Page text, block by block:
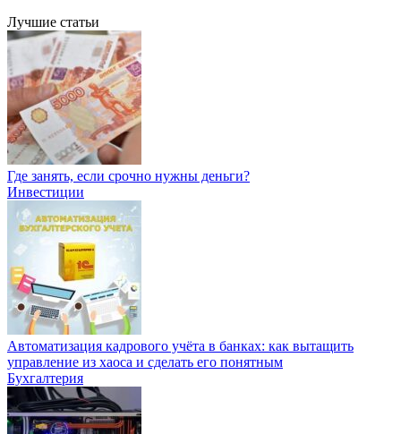
Лучшие статьи
Где занять, если срочно нужны деньги?
Инвестиции
Автоматизация кадрового учёта в банках: как вытащить
управление из хаоса и сделать его понятным
Бухгалтерия